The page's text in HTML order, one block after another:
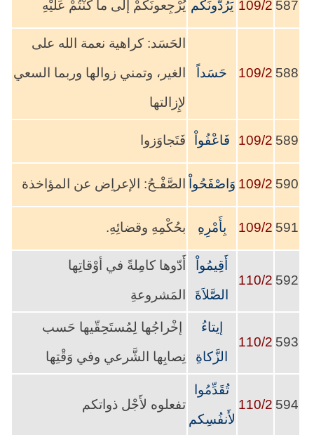
587
109/2 يَرُدُّونَكُم يُرْجِعونَكُمْ إلى ما كُنْتُمْ عَلَيْهِ
588
109/2 حَسَداً
الحَسَد: كراهية نعمة الله على
الغير، وتمني زوالها وربما السعي
لإِزالتها
589
109/2 فَاعْفُواْ فَتَجاوَزوا
590
109/2 وَاصْفَحُواْ الصَّفْـحُ: الإعراِض عن المؤاخذة
591
109/2 بِأَمْرِهِ بحُكْمِهِ وقضائِهِ.
592
110/2
أَقِيمُواْ
الصَّلاَةَ
أَدّوها كامِلةً في أوْقاتِها
المَشروعةِ
593
110/2
إيتاءُ
الزَّكاةِ
إخْراجُها لِمُستَحِقّيها حَسب
نِصابِها الشَّرعي وفي وَقْتِها
594
110/2
تُقَدِّمُوا
لأَنفُسِكم
تفعلوه لأَجْل ذواتكم